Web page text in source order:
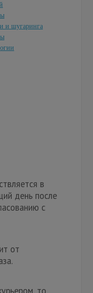
и шугаринга
в
день после
с
от